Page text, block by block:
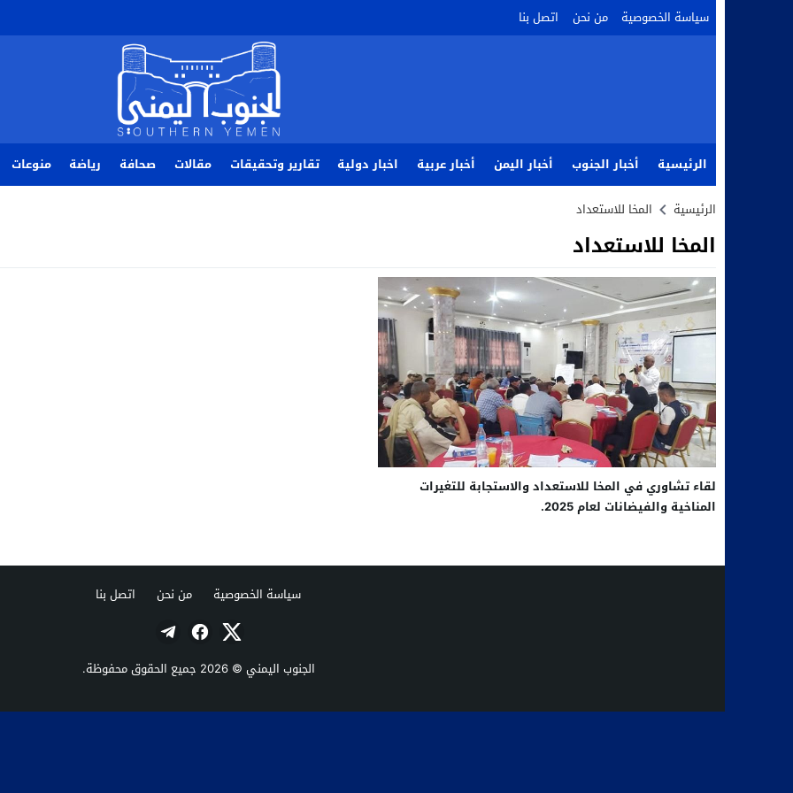
سياسة الخصوصية من نحن اتصل بنا
الرئيسية أخبار الجنوب أخبار اليمن أخبار عربية اخبار دولية تقارير وتحقيقات مقالات صحافة رياضة منوعات
الرئيسية المخا للاستعداد
المخا للاستعداد
لقاء تشاوري في المخا للاستعداد والاستجابة للتغيرات
المناخية والفيضانات لعام 2025.
سياسة الخصوصية من نحن اتصل بنا
الجنوب اليمني © 2026 جميع الحقوق محفوظة.